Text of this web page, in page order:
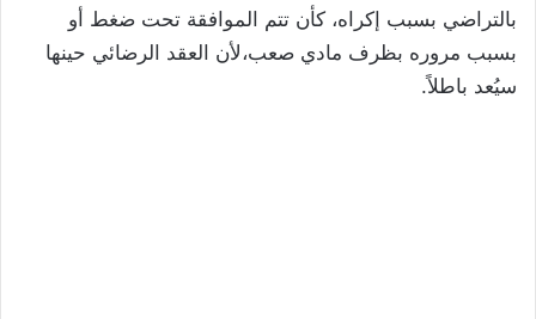
بالتراضي بسبب إكراه، كأن تتم الموافقة تحت ضغط أو
بسبب مروره بظرف مادي صعب،لأن العقد الرضائي حينها
سيُعد باطلاً.